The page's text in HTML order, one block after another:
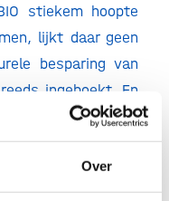
Over
stiekem hoopte
lijkt daar geen
besparing van
ingeboekt. En
advies van het
, moet het er
vinkjes dan